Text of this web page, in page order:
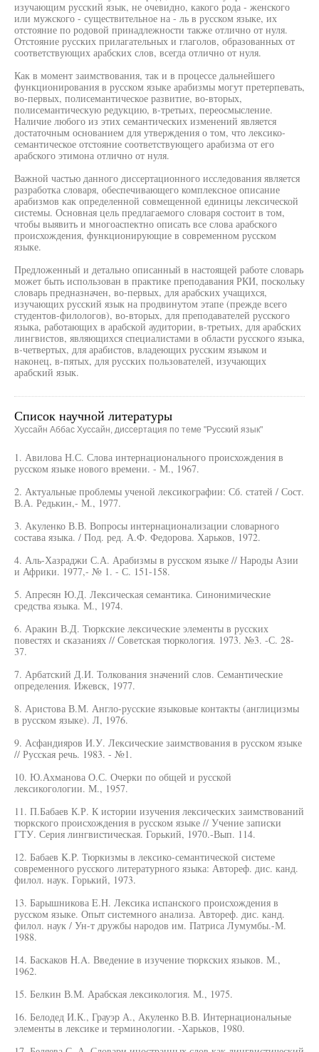
изучающим русский язык, не очевидно, какого рода - женского
или мужского - существительное на - ль в русском языке, их
отстояние по родовой принадлежности также отлично от нуля.
Отстояние русских прилагательных и глаголов, образованных от
соответствующих арабских слов, всегда отлично от нуля.
Как в момент заимствования, так и в процессе дальнейшего
функционирования в русском языке арабизмы могут претерпевать,
во-первых, полисемантическое развитие, во-вторых,
полисемантическую редукцию, в-третьих, переосмысление.
Наличие любого из этих семантических изменений является
достаточным основанием для утверждения о том, что лексико-
семантическое отстояние соответствующего арабизма от его
арабского этимона отлично от нуля.
Важной частью данного диссертационного исследования является
разработка словаря, обеспечивающего комплексное описание
арабизмов как определенной совмещенной единицы лексической
системы. Основная цель предлагаемого словаря состоит в том,
чтобы выявить и многоаспектно описать все слова арабского
происхождения, функционирующие в современном русском
языке.
Предложенный и детально описанный в настоящей работе словарь
может быть использован в практике преподавания РКИ, поскольку
словарь предназначен, во-первых, для арабских учащихся,
изучающих русский язык на продвинутом этапе (прежде всего
студентов-филологов), во-вторых, для преподавателей русского
языка, работающих в арабской аудитории, в-третьих, для арабских
лингвистов, являющихся специалистами в области русского языка,
в-четвертых, для арабистов, владеющих русским языком и
наконец, в-пятых, для русских пользователей, изучающих
арабский язык.
Список научной литературы
Хуссайн Аббас Хуссайн, диссертация по теме "Русский язык"
1. Авилова Н.С. Слова интернационального происхождения в
русском языке нового времени. - М., 1967.
2. Актуальные проблемы ученой лексикографии: Сб. статей / Сост.
В.А. Редькин,- М., 1977.
3. Акуленко В.В. Вопросы интернационализации словарного
состава языка. / Под. ред. А.Ф. Федорова. Харьков, 1972.
4. Аль-Хазраджи С.А. Арабизмы в русском языке // Народы Азии
и Африки. 1977,- № 1. - С. 151-158.
5. Апресян Ю.Д. Лексическая семантика. Синонимические
средства языка. М., 1974.
6. Аракин В.Д. Тюркские лексические элементы в русских
повестях и сказаниях // Советская тюркология. 1973. №3. -С. 28-
37.
7. Арбатский Д.И. Толкования значений слов. Семантические
определения. Ижевск, 1977.
8. Аристова В.М. Англо-русские языковые контакты (англицизмы
в русском языке). Л, 1976.
9. Асфандияров И.У. Лексические заимствования в русском языке
// Русская речь. 1983. - №1.
10. Ю.Ахманова О.С. Очерки по общей и русской
лексикогологии. М., 1957.
11. П.Бабаев К.Р. К истории изучения лексических заимствований
тюркского происхождения в русском языке // Учение записки
ГТУ. Серия лингвистическая. Горький, 1970.-Вып. 114.
12. Бабаев K.P. Тюркизмы в лексико-семантической системе
современного русского литературного языка: Автореф. дис. канд.
филол. наук. Горький, 1973.
13. Барышникова E.H. Лексика испанского происхождения в
русском языке. Опыт системного анализа. Автореф. дис. канд.
филол. наук / Ун-т дружбы народов им. Патриса Лумумбы.-М.
1988.
14. Баскаков H.A. Введение в изучение тюркских языков. М.,
1962.
15. Белкин В.М. Арабская лексикология. М., 1975.
16. Белодед И.К., Грауэр А., Акуленко В.В. Интернациональные
элементы в лексике и терминологии. -Харьков, 1980.